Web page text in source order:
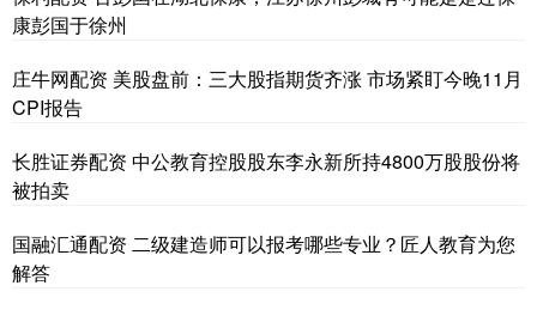
康彭国于徐州
庄牛网配资 美股盘前：三大股指期货齐涨 市场紧盯今晚11月
CPI报告
长胜证券配资 中公教育控股股东李永新所持4800万股股份将
被拍卖
国融汇通配资 二级建造师可以报考哪些专业？匠人教育为您
解答